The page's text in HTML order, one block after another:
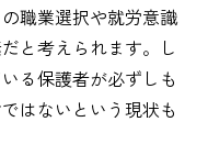
職業選択や就労意識
と考えられます。し
る保護者が必ずしも
はないという現状も